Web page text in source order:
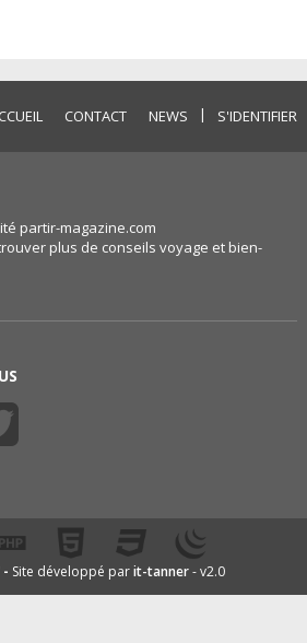
CONTACT NEWS | S'IDENTIFIER
partir-magazine.com
plus de conseils voyage et bien-
- Site développé parit-tanner- v2.0